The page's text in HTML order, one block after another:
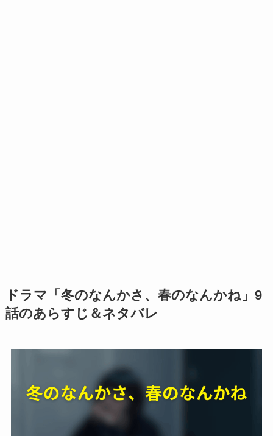
ドラマ「冬のなんかさ、春のなんかね」9
話のあらすじ＆ネタバレ